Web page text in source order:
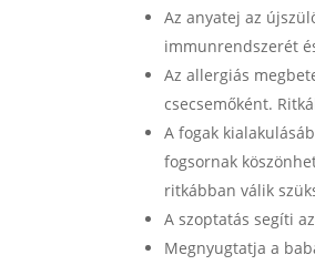
Az anyatej az
immunrendszerét
Az allergiás
csecsemőként.
A fogak
fogsornak
ritkábban válik
A szoptatás segíti
Megnyugtatja a